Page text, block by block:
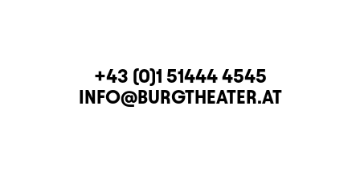
KONTAKTTELEFON
+43 (0)1 51444 4545
E-MAIL
INFO@BURGTHEATER.AT